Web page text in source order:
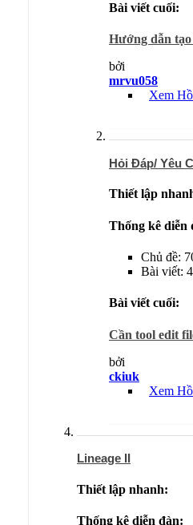
Bài viết cuối:
Hướng dẫn
bởi
mrvu058
Xem
Hỏi Đáp/ Yêu
Thiết lập
Thống kê diễn
Chủ đề:
Bài viết:
Bài viết cuối:
Cần tool edit
bởi
ckiuk
Xem
Lineage II
Thiết lập nhanh:
Thống kê diễn đàn: